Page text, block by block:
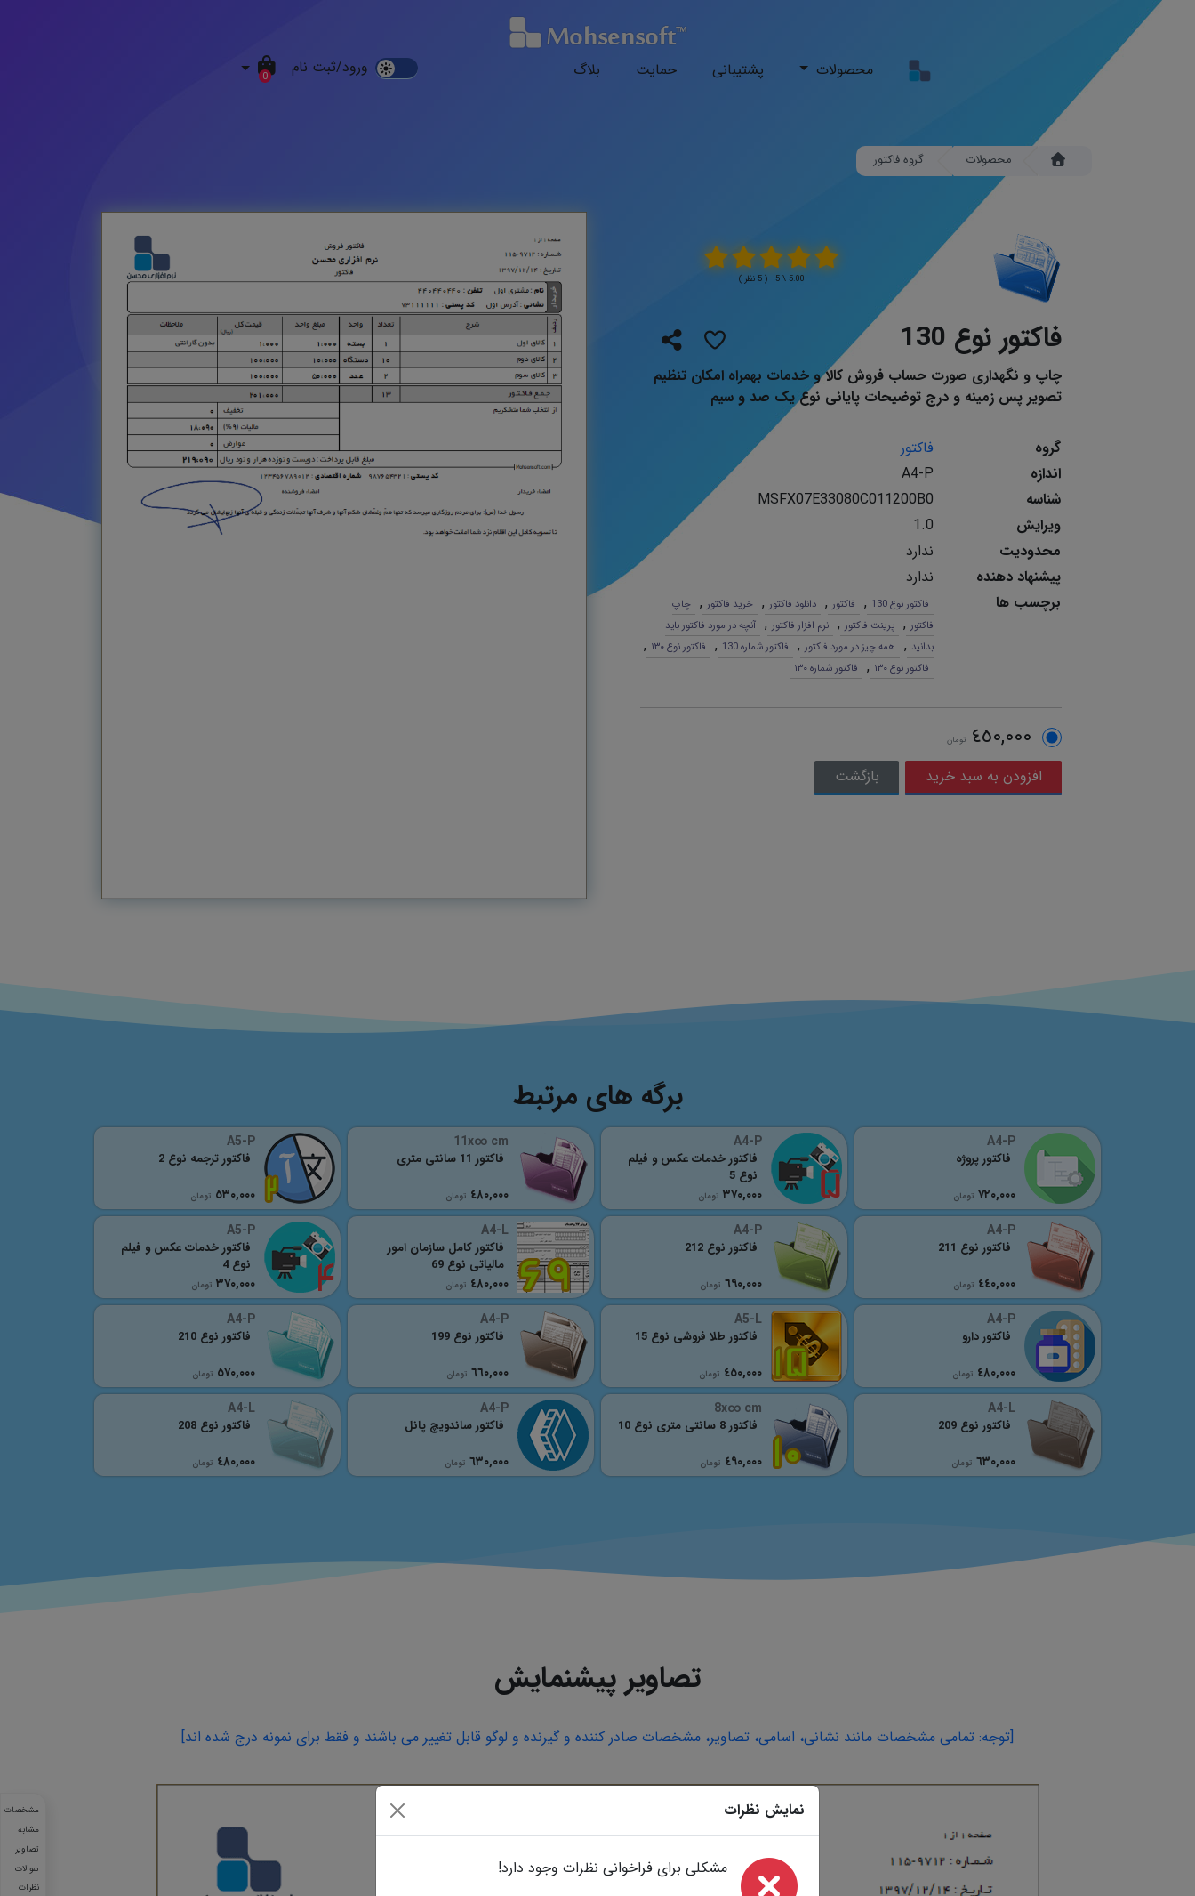
محصولات پشتیبانی حمایت بلاگ
Dark
ورود/ثبت نام 0
مشخصات
مشابه
تصاویر
سوالات
نظرات
محصولات گروه فاکتور
5.00 \ 5 ( 5 نظر )
فاکتور نوع 130
چاپ و نگهداری صورت حساب فروش کالا و خدمات بهمراه امکان تنظیم
تصویر پس زمینه و درج توضیحات پایانی نوع یک صد و سیم
گروه
فاکتور
اندازه
A4-P
شناسه
MSFX07E33080C011200B0
ویرایش
1.0
محدودیت
ندارد
پیشنهاد دهنده
ندارد
برچسب ها
فاکتور نوع 130 , فاکتور , دانلود فاکتور , خرید فاکتور , چاپ
فاکتور , پرینت فاکتور , نرم افزار فاکتور , آنچه در مورد فاکتور باید
بدانید , همه چیز در مورد فاکتور , فاکتور شماره 130 , فاکتور نوع ١٣٠ ,
فاکتور نوع ١٣٠ , فاکتور شماره ١٣٠
٤٥٠,٠٠٠ تومان
بازگشت
برگه های مرتبط
A4-P
٧٢٠,٠٠٠ تومان
فاکتور پروژه
A4-P
٣٧٠,٠٠٠ تومان
فاکتور خدمات عکس و فیلم
نوع 5
11x∞ cm
٤٨٠,٠٠٠ تومان
فاکتور 11 سانتی متری
A5-P
٥٣٠,٠٠٠ تومان
فاکتور ترجمه نوع 2
A4-P
٤٤٠,٠٠٠ تومان
فاکتور نوع 211
A4-P
٦٩٠,٠٠٠ تومان
فاکتور نوع 212
A4-L
٤٨٠,٠٠٠ تومان
فاکتور کامل سازمان امور
مالیاتی نوع 69
A5-P
٣٧٠,٠٠٠ تومان
فاکتور خدمات عکس و فیلم
نوع 4
A4-P
٤٨٠,٠٠٠ تومان
فاکتور دارو
A5-L
٤٥٠,٠٠٠ تومان
فاکتور طلا فروشی نوع 15
A4-P
٦٦٠,٠٠٠ تومان
فاکتور نوع 199
A4-P
٥٧٠,٠٠٠ تومان
فاکتور نوع 210
A4-L
٦٣٠,٠٠٠ تومان
فاکتور نوع 209
8x∞ cm
٤٩٠,٠٠٠ تومان
فاکتور 8 سانتی متری نوع 10
A4-P
٦٣٠,٠٠٠ تومان
فاکتور ساندویچ پانل
A4-L
٤٨٠,٠٠٠ تومان
فاکتور نوع 208
تصاویر پیشنمایش
[توجه: تمامی مشخصات مانند نشانی، اسامی، تصاویر، مشخصات صادر کننده و گیرنده و لوگو قابل تغییر می باشند و فقط برای نمونه درج شده اند]
نمایش نظرات
مشکلی برای فراخوانی نظرات وجود دارد!